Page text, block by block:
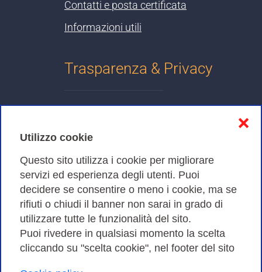
Utilizzo cookie
Questo sito utilizza i cookie per migliorare
servizi ed esperienza degli utenti. Puoi
decidere se consentire o meno i cookie, ma se
rifiuti o chiudi il banner non sarai in grado di
utilizzare tutte le funzionalità del sito.
Puoi rivedere in qualsiasi momento la scelta
cliccando su "scelta cookie", nel footer del sito
❌
Contatti e posta certificata
Informazioni utili
Trasparenza & Privacy
Cookies Policy
Amministrazione trasparente
Bandi di Gara
Consortium GARR - Via dei Tizii, 6 - 00185 Roma | Tel.